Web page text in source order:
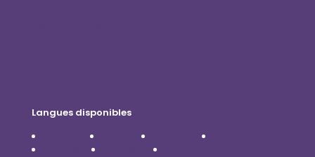
Langues disponibles